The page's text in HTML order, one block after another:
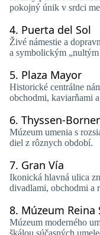
pokojný únik v srdci
4. Puerta del Sol
Živé námestie a
a symbolickým
5. Plaza Mayor
Historické centrálne
obchodmi, kaviarňami
6. Thyssen-
Múzeum umenia s
diel z rôznych období.
7. Gran Vía
Ikonická hlavná ulica
divadlami, obchodmi a
8. Múzeum Reina
Múzeum moderného
škálou súčasných